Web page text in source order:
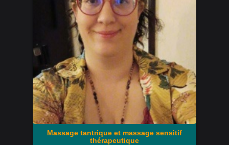
Massage tantrique et massage sensitif
thérapeutique